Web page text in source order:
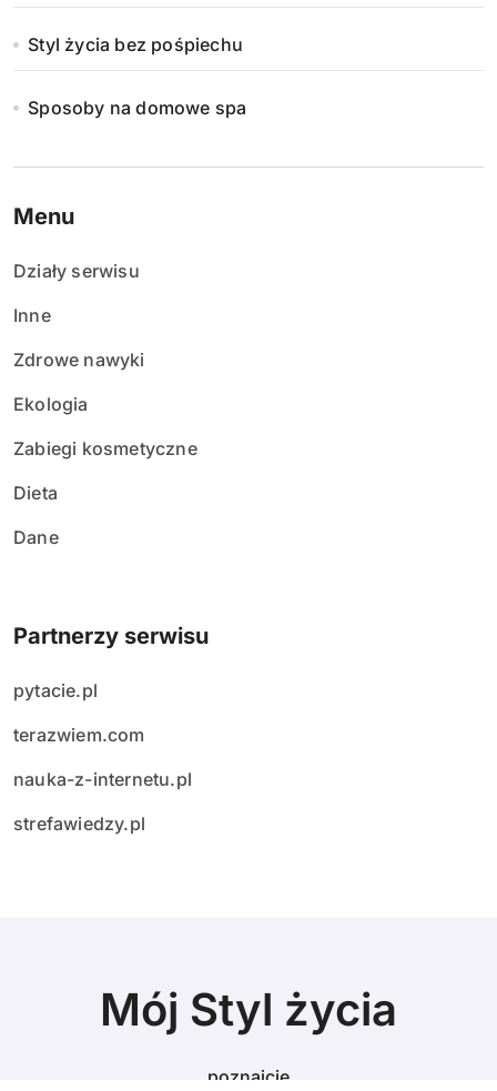
w
a
n
i
Styl życia bez pośpiechu
Sposoby na domowe spa
Menu
Działy serwisu
Inne
Zdrowe nawyki
Ekologia
Zabiegi kosmetyczne
Dieta
Dane
Partnerzy serwisu
pytacie.pl
terazwiem.com
nauka-z-internetu.pl
strefawiedzy.pl
Mój Styl życia
poznajcie